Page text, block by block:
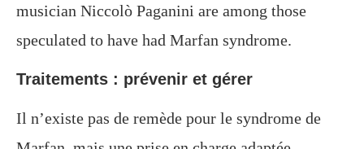
musician Niccolò Paganini are among those
speculated to have had Marfan syndrome.
Traitements : prévenir et gérer
Il n’existe pas de remède pour le syndrome de